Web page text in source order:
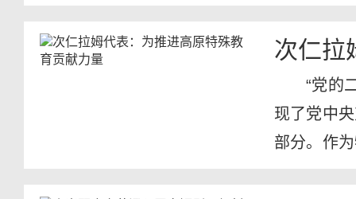
次仁拉
“党的
现了党中
部分。作